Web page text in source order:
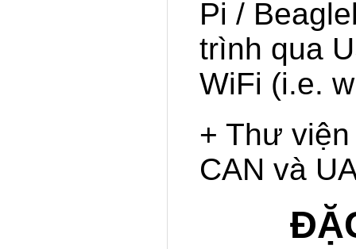
Pi /
trình qua
WiFi (i.e.
+ Thư
CAN và